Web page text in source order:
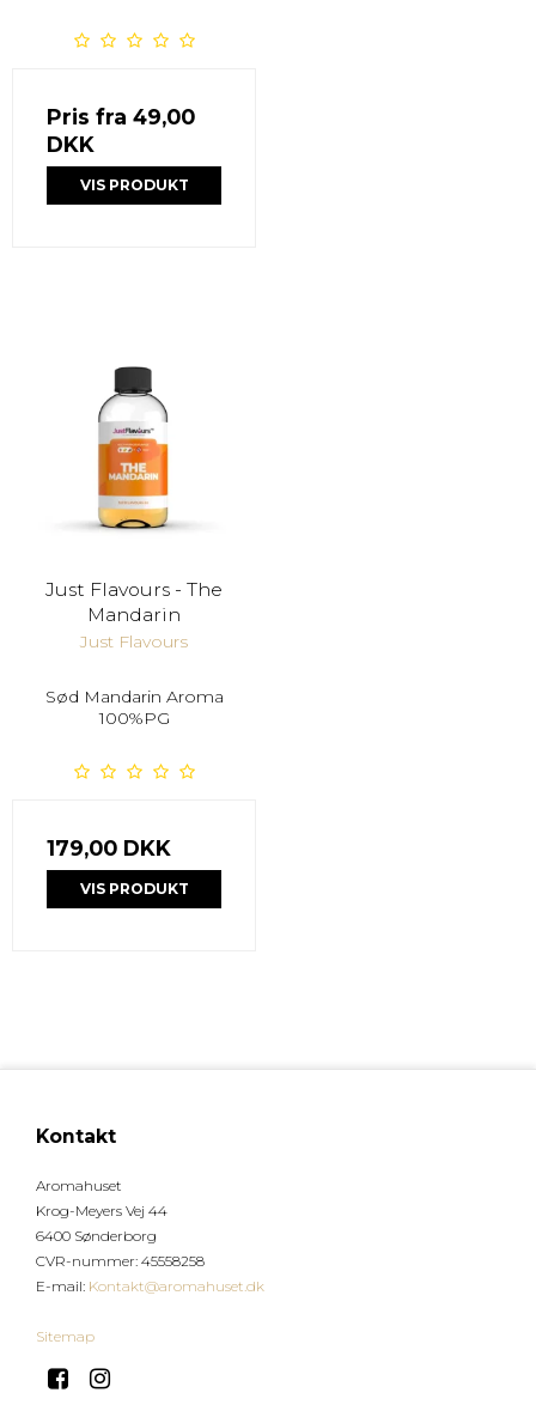
Pris fra 49,00
DKK
VIS PRODUKT
Just Flavours - The
Mandarin
Just Flavours
Sød Mandarin Aroma
100%PG
179,00 DKK
VIS PRODUKT
Kontakt
Aromahuset
Krog-Meyers Vej 44
6400 Sønderborg
CVR-nummer: 45558258
E-mail: Kontakt@aromahuset.dk
Sitemap